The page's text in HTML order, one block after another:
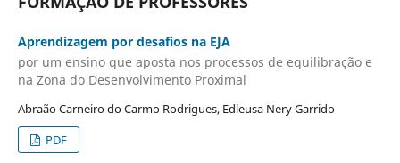
Aprendizagem por desafios na EJA
por um ensino que aposta nos processos de equilibração e
na Zona do Desenvolvimento Proximal
Abraão Carneiro do Carmo Rodrigues, Edleusa Nery Garrido
PDF